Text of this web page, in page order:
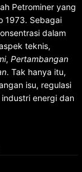
Petrominer yang
1973. Sebagai
dalam
teknis,
, Pertambangan
. Tak hanya itu,
isu, regulasi
energi dan